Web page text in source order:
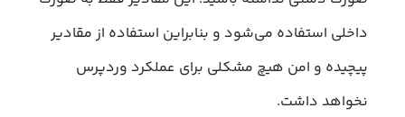
داخلی استفاده می‌شود و بنابراین استفاده از مقادیر
پیچیده و امن هیچ مشکلی برای عملکرد وردپرس
نخواهد داشت.